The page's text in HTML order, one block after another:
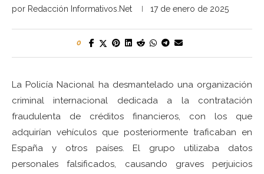
por Redacción Informativos.Net 17 de enero de 2025
0
La Policía Nacional ha desmantelado una organización
criminal internacional dedicada a la contratación
fraudulenta de créditos financieros, con los que
adquirían vehículos que posteriormente traficaban en
España y otros países. El grupo utilizaba datos
personales falsificados, causando graves perjuicios